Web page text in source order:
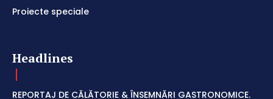
Proiecte speciale
Headlines
REPORTAJ DE CĂLĂTORIE & ÎNSEMNĂRI GASTRONOMICE.